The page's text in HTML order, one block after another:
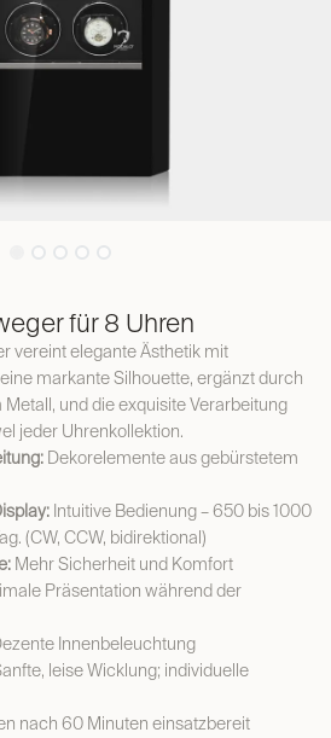
für 8 Uhren
vereint elegante Ästhetik mit
markante Silhouette, ergänzt durch
und die exquisite Verarbeitung
jeder Uhrenkollektion.
Dekorelemente aus gebürstetem
Intuitive Bedienung – 650 bis 1000
(CW, CCW, bidirektional)
Mehr Sicherheit und Komfort
Präsentation während der
Innenbeleuchtung
leise Wicklung; individuelle
nach 60 Minuten einsatzbereit